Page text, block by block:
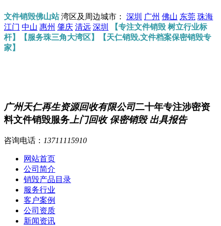
文件销毁佛山站湾区及周边城市： 深圳 广州 佛山 东莞 珠海
江门 中山 惠州 肇庆 清远 深圳
【专注文件销毁 树立行业标
杆】【服务珠三角大湾区】【天仁销毁,文件档案保密销毁专
家】
广州天仁再生资源回收有限公司二十年专注涉密资
料文件销毁服务 上门回收 保密销毁 出具报告
咨询电话： 13711115910
网站首页
公司简介
销毁产品目录
服务行业
客户案例
公司资质
新闻资讯